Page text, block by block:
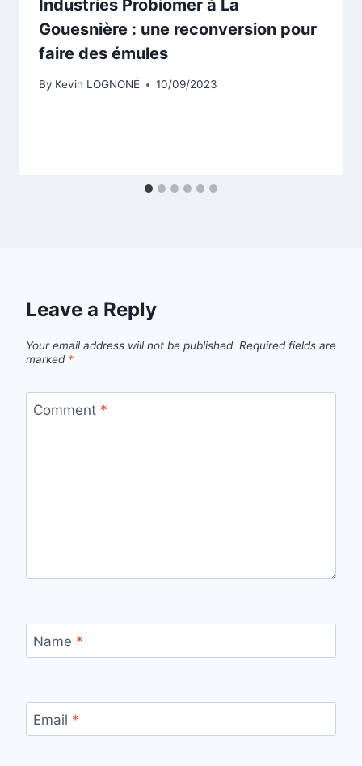
Industries Probiomer à La
Gouesnière : une reconversion pour
faire des émules
By Kevin LOGNONÉ 10/09/2023
Leave a Reply
Your email address will not be published. Required fields are
marked *
Comment *
Name *
Email *